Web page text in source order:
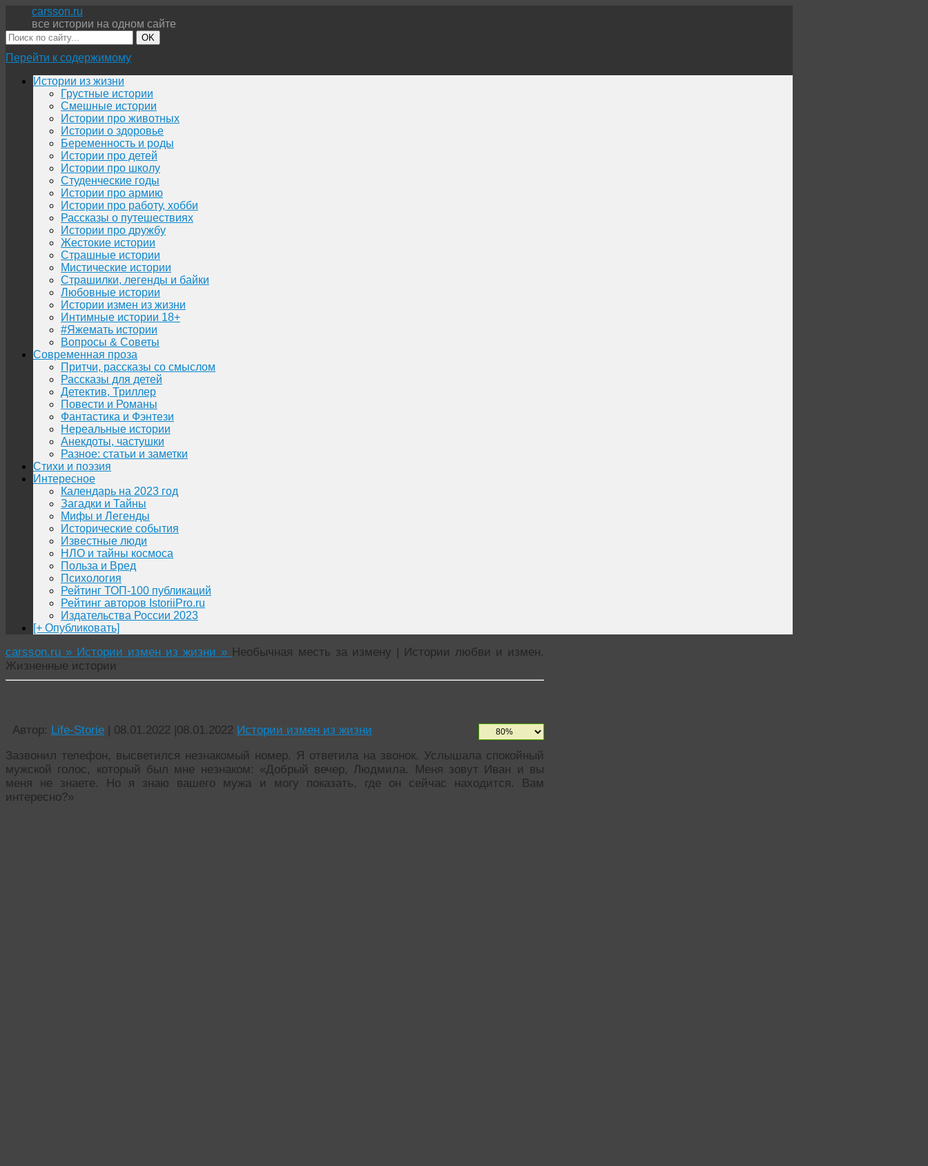
carsson.ru
все истории на одном сайте
OK
Перейти к содержимому
Истории из жизни
Грустные истории
Смешные истории
Истории про животных
Истории о здоровье
Беременность и роды
Истории про детей
Истории про школу
Студенческие годы
Истории про армию
Истории про работу, хобби
Рассказы о путешествиях
Истории про дружбу
Жестокие истории
Страшные истории
Мистические истории
Страшилки, легенды и байки
Любовные истории
Истории измен из жизни
Интимные истории 18+
#Яжемать истории
Вопросы & Советы
Современная проза
Притчи, рассказы со смыслом
Рассказы для детей
Детектив, Триллер
Повести и Романы
Фантастика и Фэнтези
Нереальные истории
Анекдоты, частушки
Разное: статьи и заметки
Стихи и поэзия
Интересное
Календарь на 2023 год
Загадки и Тайны
Мифы и Легенды
Исторические события
Известные люди
НЛО и тайны космоса
Польза и Вред
Психология
Рейтинг ТОП-100 публикаций
Рейтинг авторов IstoriiPro.ru
Издательства России 2023
[+ Опубликовать]
carsson.ru » Истории измен из жизни » Необычная месть за измену | Истории любви и измен.
Жизненные истории
Автор: Life-Storie | 08.01.2022 |08.01.2022 Истории измен из жизни
Зазвонил телефон, высветился незнакомый номер. Я ответила на звонок. Услышала спокойный
мужской голос, который был мне незнаком: «Добрый вечер, Людмила. Меня зовут Иван и вы
меня не знаете. Но я знаю вашего мужа и могу показать, где он сейчас находится. Вам
интересно?»